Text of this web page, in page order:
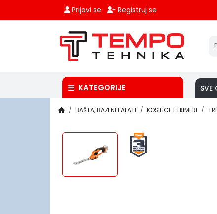
Prijavi se Registruj se
KATEGORIJE SVE
BAŠTA, BAZENI I ALATI KOSILICE I TRIMERI